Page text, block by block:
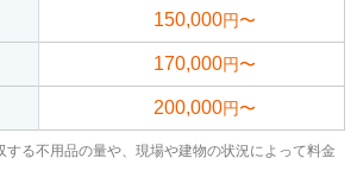
150,000円〜
170,000円〜
200,000円〜
る不用品の量や、現場や建物の状況によって料金